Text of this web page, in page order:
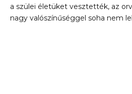
a szülei életüket vesztették, az
nagy valószínűséggel soha nem